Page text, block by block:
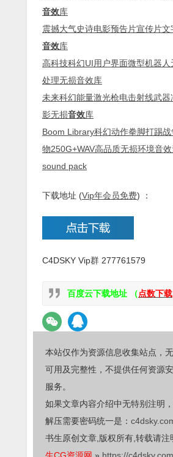
音效库
震撼大气史诗电影预告片宣传片
音效库
高科技科幻UI用户界面微型机器
处理无损音效库
未来科幻能量激光枪电击射线武
影无损音效库
Boom Library科幻动作拳脚打踢
物250G+WAV高品质无损环境音
sound pack
下载地址 (Vip年会员免费) ：
C4DSKY Vip群 277761579
百度云下载地址 （点数下载
本站仅作为资源信息收集站点，
可用及完整性，不提供任何资源
服务。
如果文章内容介绍中无特别注明
解压需要密码统一是：
书生原创文章,版权所有,转载请注
生CG资源网 » https://